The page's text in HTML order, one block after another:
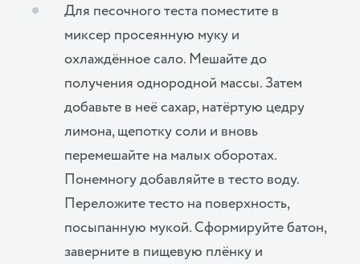
Для песочного теста поместите в
миксер просеянную муку и
охлаждённое сало. Мешайте до
получения однородной массы. Затем
добавьте в неё сахар, натёртую цедру
лимона, щепотку соли и вновь
перемешайте на малых оборотах.
Понемногу добавляйте в тесто воду.
Переложите тесто на поверхность,
посыпанную мукой. Сформируйте батон,
заверните в пищевую плёнку и